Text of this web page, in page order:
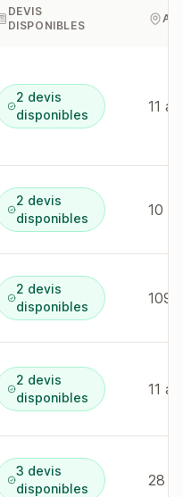
DEVIS
DISPONIBLES
2 devis
disponibles
11
2 devis
disponibles
10
2 devis
disponibles
2 devis
disponibles
11
3 devis
disponibles